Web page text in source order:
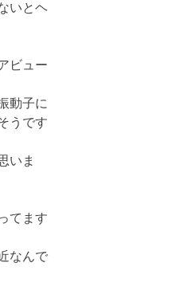
いとヘ
ビュー
動子に
うです
いま
てます
なんで